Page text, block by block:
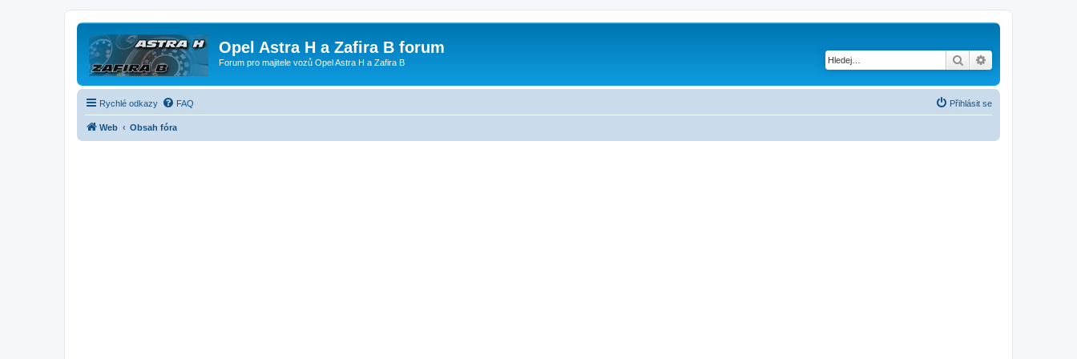
Opel Astra H a Zafira B forum
Forum pro majitele vozů Opel Astra H a Zafira B Hledat
Rychlé odkazy FAQ Přihlásit se
Web Obsah fóra